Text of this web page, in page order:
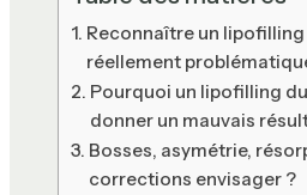
Reconnaître un
réellement
Pourquoi un lipofilling
donner un mauvais
Bosses, asymétrie,
corrections envisager ?